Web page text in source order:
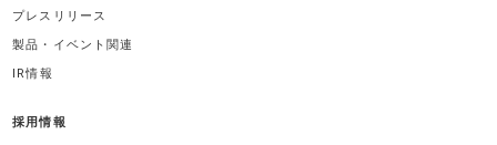
プレスリリース
製品・イベント関連
IR情報
採用情報